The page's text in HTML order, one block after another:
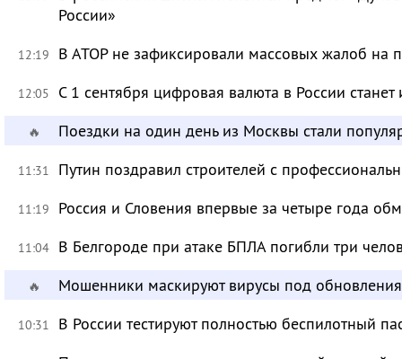
России»
12:19 В АТОР не зафиксировали массовых жалоб на
12:05 С 1 сентября цифровая валюта в России
🔥 Поездки на один день из Москвы стали
11:31 Путин поздравил строителей с
11:19 Россия и Словения впервые за четыре года
11:04 В Белгороде при атаке БПЛА погибли три
🔥 Мошенники маскируют вирусы под
10:31 В России тестируют полностью беспилотный